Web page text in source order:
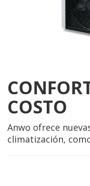
COSTO
Anwo ofrece
climatización,